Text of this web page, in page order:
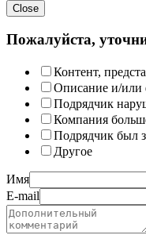
Close
Пожалуйста,
Контент,
Описание и/или
Подрядчик
Компания
Подрядчик был
Другое
Имя
E-mail